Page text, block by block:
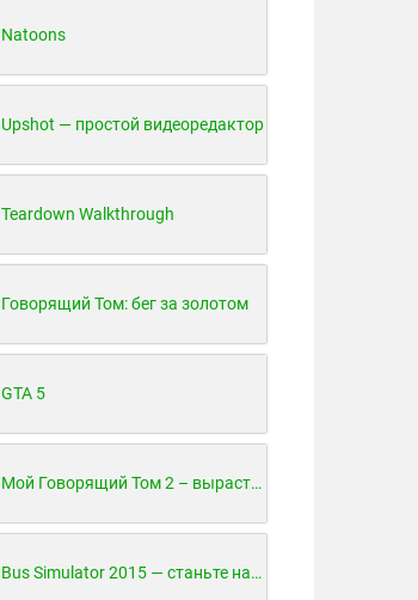
Natoons
Upshot — простой видеоредактор
Teardown Walkthrough
Говорящий Том: бег за золотом
GTA 5
Мой Говорящий Том 2 – вырасти и воспитай своего котенка
Bus Simulator 2015 — станьте настоящим водителем автобуса!